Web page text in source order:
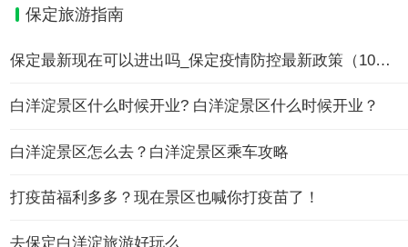
保定旅游指南
保定最新现在可以进出吗_保定疫情防控最新政策（10月25日更
白洋淀景区什么时候开业? 白洋淀景区什么时候开业？
白洋淀景区怎么去？白洋淀景区乘车攻略
打疫苗福利多多？现在景区也喊你打疫苗了！
去保定白洋淀旅游好玩么